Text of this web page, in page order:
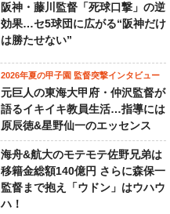
阪神・藤川監督「死球口撃」の逆
効果…セ5球団に広がる“阪神だけ
は勝たせない”
2026年夏の甲子園 監督突撃インタビュー
元巨人の東海大甲府・仲沢監督が
語るイキイキ教員生活…指導には
原辰徳&星野仙一のエッセンス
海舟&航大のモテモテ佐野兄弟は
移籍金総額140億円 さらに森保一
監督まで抱え「ウドン」はウハウ
ハ！